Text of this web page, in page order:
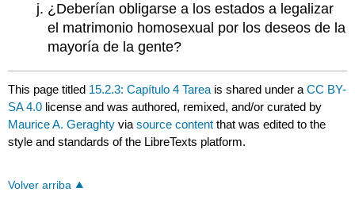
¿Deberían obligarse a los estados a legalizar
el matrimonio homosexual por los deseos de la
mayoría de la gente?
This page titled 15.2.3: Capítulo 4 Tareais shared under aCC BY-
SA 4.0 license and was authored, remixed, and/or curated by
Maurice A. Geraghty viasource content that was edited to the
style and standards of the LibreTexts platform.
Volver arriba